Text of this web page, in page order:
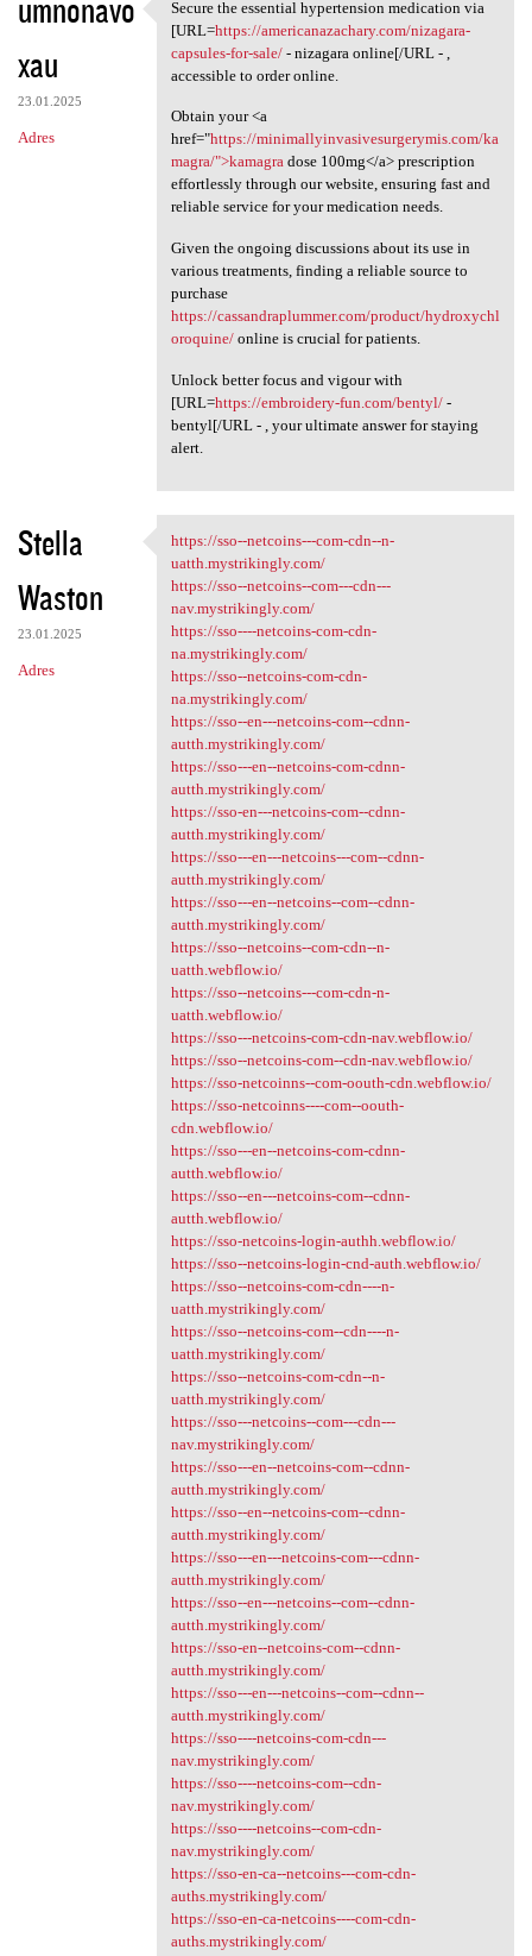
umnonavo
xau
23.01.2025
Adres
Secure the essential
Secure the essential hypertension medication via
[URL=https://americanazachary.com/nizagara-
capsules-for-sale/- nizagara online[/URL - ,
accessible to order online.
Obtain your <a
href="https://minimallyinvasivesurgerymis.com/ka
magra/">kamagradose 100mg</a> prescription
effortlessly through our website, ensuring fast and
reliable service for your medication needs.
Given the ongoing discussions about its use in
various treatments, finding a reliable source to
purchase
https://cassandraplummer.com/product/hydroxychl
oroquine/online is crucial for patients.
Unlock better focus and vigour with
[URL=https://embroidery-fun.com/bentyl/-
bentyl[/URL - , your ultimate answer for staying
alert.
Stella
Waston
23.01.2025
Adres
https://sso--netcoins---com
https://sso--netcoins---com-cdn--n-
uatth.mystrikingly.com/
https://sso--netcoins--com---cdn---
nav.mystrikingly.com/
https://sso----netcoins-com-cdn-
na.mystrikingly.com/
https://sso--netcoins-com-cdn-
na.mystrikingly.com/
https://sso--en---netcoins-com--cdnn-
autth.mystrikingly.com/
https://sso---en--netcoins-com-cdnn-
autth.mystrikingly.com/
https://sso-en---netcoins-com--cdnn-
autth.mystrikingly.com/
https://sso---en---netcoins---com--cdnn-
autth.mystrikingly.com/
https://sso---en--netcoins--com--cdnn-
autth.mystrikingly.com/
https://sso--netcoins--com-cdn--n-
uatth.webflow.io/
https://sso--netcoins---com-cdn-n-
uatth.webflow.io/
https://sso---netcoins-com-cdn-nav.webflow.io/
https://sso--netcoins-com--cdn-nav.webflow.io/
https://sso-netcoinns--com-oouth-cdn.webflow.io/
https://sso-netcoinns----com--oouth-
cdn.webflow.io/
https://sso---en--netcoins-com-cdnn-
autth.webflow.io/
https://sso--en---netcoins-com--cdnn-
autth.webflow.io/
https://sso-netcoins-login-authh.webflow.io/
https://sso--netcoins-login-cnd-auth.webflow.io/
https://sso--netcoins-com-cdn----n-
uatth.mystrikingly.com/
https://sso--netcoins-com--cdn----n-
uatth.mystrikingly.com/
https://sso--netcoins-com-cdn--n-
uatth.mystrikingly.com/
https://sso---netcoins--com---cdn---
nav.mystrikingly.com/
https://sso---en--netcoins-com--cdnn-
autth.mystrikingly.com/
https://sso--en--netcoins-com--cdnn-
autth.mystrikingly.com/
https://sso---en---netcoins-com---cdnn-
autth.mystrikingly.com/
https://sso--en---netcoins--com--cdnn-
autth.mystrikingly.com/
https://sso-en--netcoins-com--cdnn-
autth.mystrikingly.com/
https://sso---en---netcoins--com--cdnn--
autth.mystrikingly.com/
https://sso----netcoins-com-cdn---
nav.mystrikingly.com/
https://sso----netcoins-com--cdn-
nav.mystrikingly.com/
https://sso----netcoins--com-cdn-
nav.mystrikingly.com/
https://sso-en-ca--netcoins---com-cdn-
auths.mystrikingly.com/
https://sso-en-ca-netcoins----com-cdn-
auths.mystrikingly.com/